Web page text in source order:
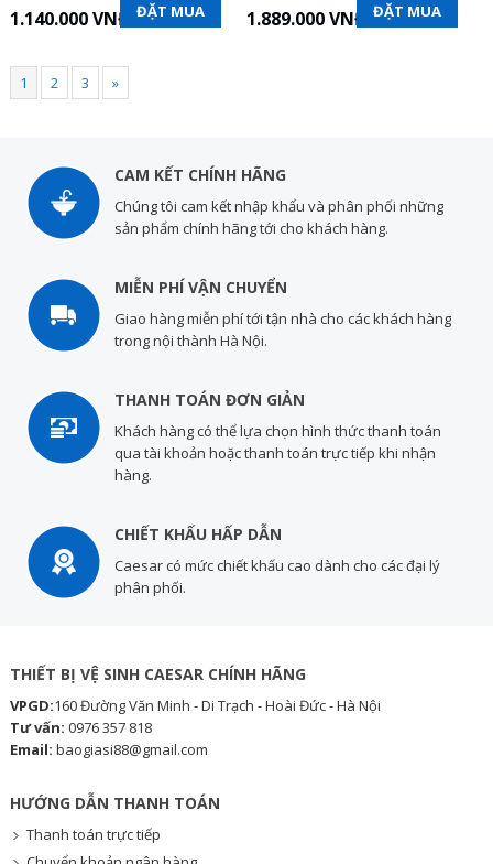
1.140.000 VNĐ ĐẶT MUA 1.889.000 VNĐ ĐẶT MUA
1 2 3 »
CAM KẾT CHÍNH HÃNG
Chúng tôi cam kết nhập khẩu và phân phối những
sản phẩm chính hãng tới cho khách hàng.
MIỄN PHÍ VẬN CHUYỂN
Giao hàng miễn phí tới tận nhà cho các khách hàng
trong nội thành Hà Nội.
THANH TOÁN ĐƠN GIẢN
Khách hàng có thể lựa chọn hình thức thanh toán
qua tài khoản hoặc thanh toán trực tiếp khi nhận
hàng.
CHIẾT KHẤU HẤP DẪN
Caesar có mức chiết khấu cao dành cho các đại lý
phân phối.
THIẾT BỊ VỆ SINH CAESAR CHÍNH HÃNG
VPGD:160 Đường Văn Minh - Di Trạch - Hoài Đức - Hà Nội
Tư vấn: 0976 357 818
Email: baogiasi88@gmail.com
HƯỚNG DẪN THANH TOÁN
Thanh toán trực tiếp